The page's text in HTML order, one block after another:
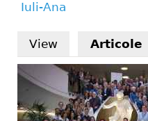
Iuli-Ana
View Articole